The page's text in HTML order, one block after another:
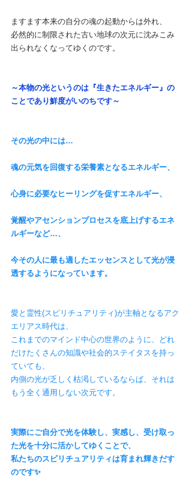
ますます本来の自分の魂の起動からは外れ、
必然的に制限された古い地球の次元に沈みこみ
出られなくなってゆくのです。
～本物の光というのは『生きたエネルギー』の
ことであり鮮度がいのちです～
その光の中には…
魂の元気を回復する栄養素となるエネルギー、
心身に必要なヒーリングを促すエネルギー、
覚醒やアセンションプロセスを底上げするエネ
ルギーなど…、
今その人に最も適したエッセンスとして光が浸
透するようになっています。
愛と霊性(スピリチュアリティ)が主軸となるアク
エリアス時代は、
これまでのマインド中心の世界のように、どれ
だけたくさんの知識や社会的ステイタスを持っ
ていても、
内側の光が乏しく枯渇しているならば、それは
もう全く通用しない次元です。
実際にご自分で光を体験し、実感し、受け取っ
た光を十分に活かしてゆくことで、
私たちのスピリチュアリティは育まれ輝きだす
のです✨